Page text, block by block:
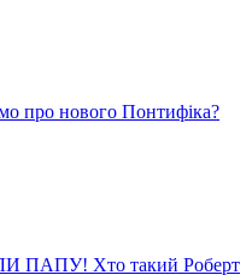
про нового Понтифіка?
Хто такий Роберт